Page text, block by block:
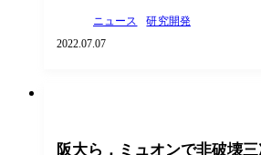
ニュース
研究開発
2022.07.07
阪大ら，ミュオンで非破壊